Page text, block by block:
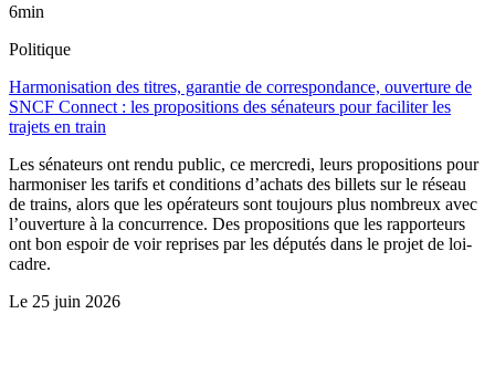
6min
Politique
Harmonisation des titres, garantie de correspondance, ouverture de
SNCF Connect : les propositions des sénateurs pour faciliter les
trajets en train
Les sénateurs ont rendu public, ce mercredi, leurs propositions pour
harmoniser les tarifs et conditions d’achats des billets sur le réseau
de trains, alors que les opérateurs sont toujours plus nombreux avec
l’ouverture à la concurrence. Des propositions que les rapporteurs
ont bon espoir de voir reprises par les députés dans le projet de loi-
cadre.
Le 25 juin 2026